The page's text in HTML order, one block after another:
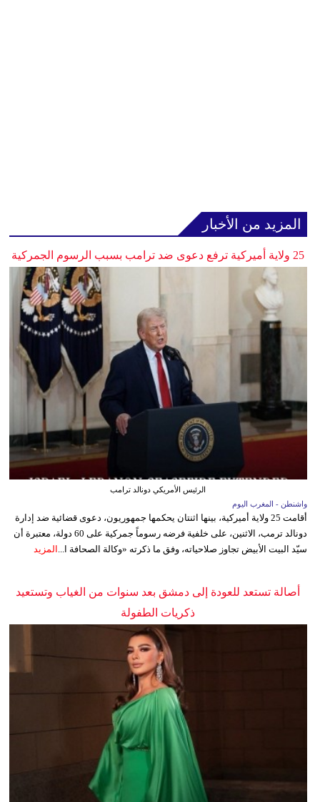
المزيد من الأخبار
25 ولاية أميركية ترفع دعوى ضد ترامب بسبب الرسوم الجمركية
الرئيس الأمريكي دونالد ترامب
واشنطن - المغرب اليوم
أقامت 25 ولاية أميركية، بينها اثنتان يحكمها جمهوريون، دعوى قضائية ضد إدارة
دونالد ترمب، الاثنين، على خلفية فرضه رسوماً جمركية على 60 دولة، معتبرة أن
سيّد البيت الأبيض تجاوز صلاحياته، وفق ما ذكرته «وكالة الصحافة ا...
المزيد
أصالة تستعد للعودة إلى دمشق بعد سنوات من الغياب وتستعيد
ذكريات الطفولة